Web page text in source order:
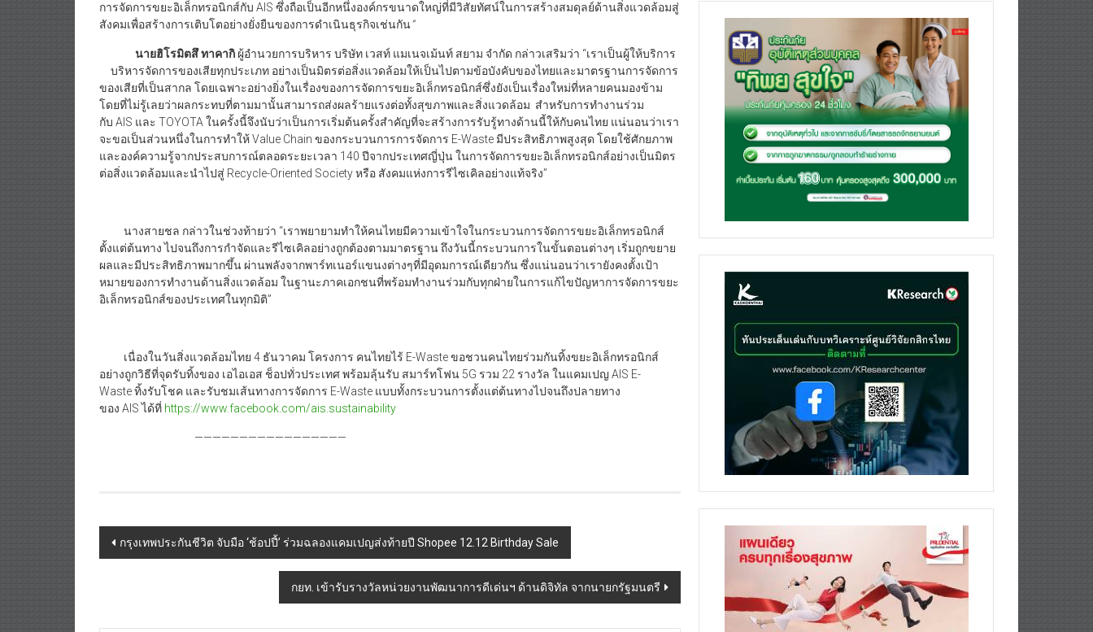
การจัดการขยะอิเล็กทรอนิกส์กับ AIS ซึ่งถือเป็นอีกหนึ่งองค์กรขนาดใหญ่ที่มีวิสัยทัศน์ในการสร้างสมดุลย์ด้านสิ่งแวดล้อมสู่
สังคมเพื่อสร้างการเติบโตอย่างยั่งยืนของการดำเนินธุรกิจเช่นกัน”
นายฮิโรมิตสึ ทาคากิ ผู้อำนวยการบริหาร บริษัท เวสท์ แมเนจเม้นท์ สยาม จำกัด กล่าวเสริมว่า “เราเป็นผู้ให้บริการ
บริหารจัดการของเสียทุกประเภท อย่างเป็นมิตรต่อสิ่งแวดล้อมให้เป็นไปตามข้อบังคับของไทยและมาตรฐานการจัดการ
ของเสียที่เป็นสากล โดยเฉพาะอย่างยิ่งในเรื่องของการจัดการขยะอิเล็กทรอนิกส์ซึ่งยังเป็นเรื่องใหม่ที่หลายคนมองข้าม
โดยที่ไม่รู้เลยว่าผลกระทบที่ตามมานั้นสามารถส่งผลร้ายแรงต่อทั้งสุขภาพและสิ่งแวดล้อม สำหรับการทำงานร่วม
กับ AIS และ TOYOTA ในครั้งนี้จึงนับว่าเป็นการเริ่มต้นครั้งสำคัญที่จะสร้างการรับรู้ทางด้านนี้ให้กับคนไทย แน่นอนว่าเรา
จะขอเป็นส่วนหนึ่งในการทำให้ Value Chain ของกระบวนการการจัดการ E-Waste มีประสิทธิภาพสูงสุด โดยใช้ศักยภาพ
และองค์ความรู้จากประสบการณ์ตลอดระยะเวลา 140 ปีจากประเทศญี่ปุ่น ในการจัดการขยะอิเล็กทรอนิกส์อย่างเป็นมิตร
ต่อสิ่งแวดล้อมและนำไปสู่ Recycle-Oriented Society หรือ สังคมแห่งการรีไซเคิลอย่างแท้จริง”
นางสายชล กล่าวในช่วงท้ายว่า “เราพยายามทำให้คนไทยมีความเข้าใจในกระบวนการจัดการขยะอิเล็กทรอนิกส์
ตั้งแต่ต้นทาง ไปจนถึงการกำจัดและรีไซเคิลอย่างถูกต้องตามมาตรฐาน ถึงวันนี้กระบวนการในขั้นตอนต่างๆ เริ่มถูกขยาย
ผลและมีประสิทธิภาพมากขึ้น ผ่านพลังจากพาร์ทเนอร์แขนงต่างๆที่มีอุดมการณ์เดียวกัน ซึ่งแน่นอนว่าเรายังคงตั้งเป้า
หมายของการทำงานด้านสิ่งแวดล้อม ในฐานะภาคเอกชนที่พร้อมทำงานร่วมกับทุกฝ่ายในการแก้ไขปัญหาการจัดการขยะ
อิเล็กทรอนิกส์ของประเทศในทุกมิติ”
เนื่องในวันสิ่งแวดล้อมไทย 4 ธันวาคม โครงการ คนไทยไร้ E-Waste ขอชวนคนไทยร่วมกันทิ้งขยะอิเล็กทรอนิกส์
อย่างถูกวิธีที่จุดรับทิ้งของ เอไอเอส ช็อปทั่วประเทศ พร้อมลุ้นรับ สมาร์ทโฟน 5G รวม 22 รางวัล ในแคมเปญ AIS E-
Waste ทิ้งรับโชค และรับชมเส้นทางการจัดการ E-Waste แบบทั้งกระบวนการตั้งแต่ต้นทางไปจนถึงปลายทาง
ของ AIS ได้ที่ https://www.facebook.com/ais.sustainability
—————————————————
Post
กรุงเทพประกันชีวิต จับมือ ‘ช้อปปี้’ ร่วมฉลองแคมเปญส่งท้ายปี Shopee 12.12 Birthday Sale
กยท. เข้ารับรางวัลหน่วยงานพัฒนาการดีเด่นฯ ด้านดิจิทัล จากนายกรัฐมนตรี